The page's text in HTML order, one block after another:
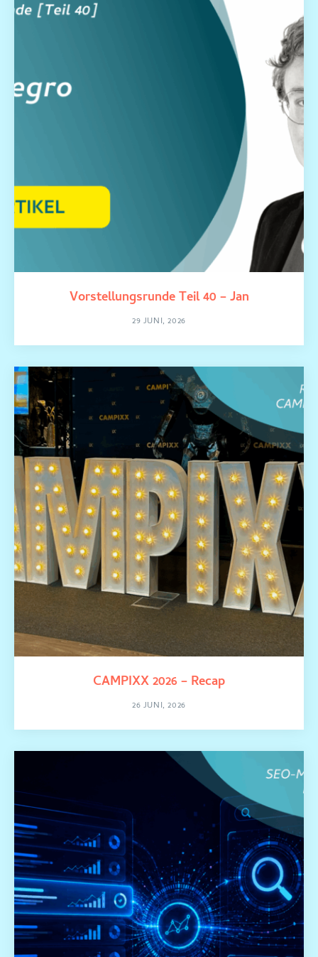
Vorstellungsrunde Teil 40 – Jan
29 JUNI, 2026
CAMPIXX 2026 – Recap
26 JUNI, 2026